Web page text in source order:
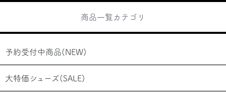
商品一覧カテゴリ
予約受付中商品(NEW)
大特価シューズ(SALE)